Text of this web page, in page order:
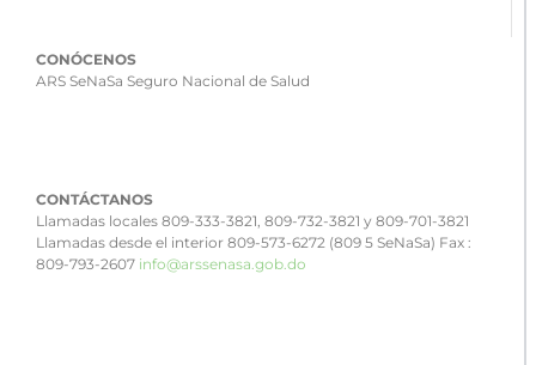
CONÓCENOS
ARS SeNaSa Seguro Nacional de Salud
CONTÁCTANOS
Llamadas locales 809-333-3821, 809-732-3821 y 809-701-3821
Llamadas desde el interior 809-573-6272 (809 5 SeNaSa) Fax :
809-793-2607 info@arssenasa.gob.do